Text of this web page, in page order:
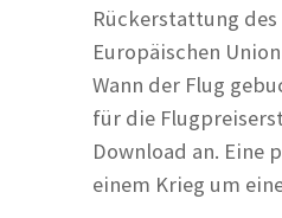
Rückerstattung
Europäischen
Wann der Flug
für die
Download an. Eine
einem Krieg um